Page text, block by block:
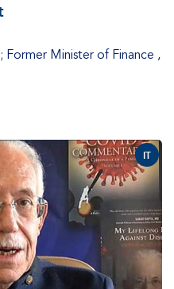
Minister of Finance ,
IT